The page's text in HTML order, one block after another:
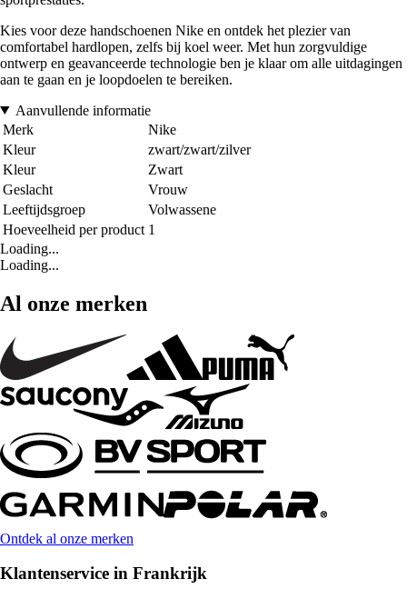
Kies voor deze handschoenen Nike en ontdek het plezier van
comfortabel hardlopen, zelfs bij koel weer. Met hun zorgvuldige
ontwerp en geavanceerde technologie ben je klaar om alle uitdagingen
aan te gaan en je loopdoelen te bereiken.
Aanvullende informatie
Merk
Nike
Kleur
zwart/zwart/zilver
Kleur
Zwart
Geslacht
Vrouw
Leeftijdsgroep
Volwassene
Hoeveelheid per product 1
Loading...
Loading...
Al onze merken
Ontdek al onze merken
Klantenservice in Frankrijk